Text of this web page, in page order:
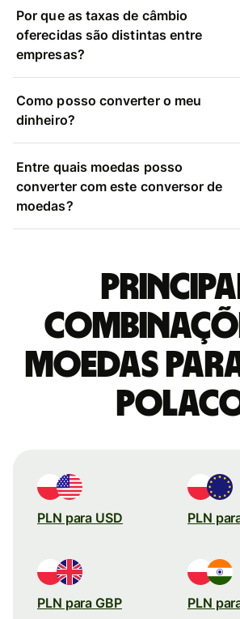
Por que as taxas de câmbio
oferecidas são distintas entre
empresas?
Como posso converter o meu
dinheiro?
Entre quais moedas posso
converter com este conversor de
moedas?
moedas
PLN para USD PLN
PLN para GBP PLN